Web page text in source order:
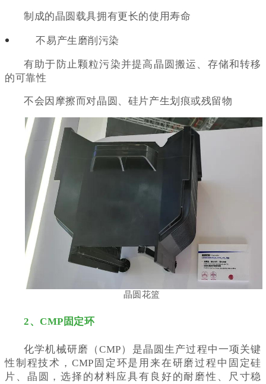
制成的晶圆载具拥有更长的使用寿命
不易产生磨削污染
有助于防止颗粒污染并提高晶圆搬运、存储和转移
的可靠性
不会因摩擦而对晶圆、硅片产生划痕或残留物
晶圆花篮
2、CMP固定环
化学机械研磨（CMP）是晶圆生产过程中一项关键
性制程技术，CMP固定环是用来在研磨过程中固定硅
片、晶圆，选择的材料应具有良好的耐磨性、尺寸稳